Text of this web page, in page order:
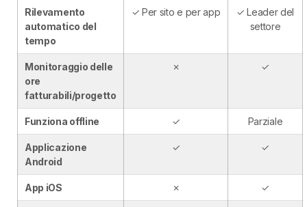
Rilevamento
automatico del
tempo
✓ Per sito e per app
✓ Leader del
settore
Monitoraggio delle
ore
fatturabili/progetto
✗ ✓
Funziona offline ✓ Parziale
Applicazione
Android
✓ ✓
App iOS ✗ ✓